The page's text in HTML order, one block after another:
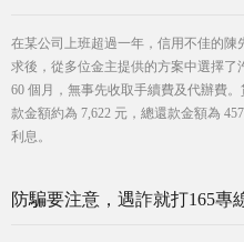
在某公司上班超過一年，信用不佳的陳
求後，從多位金主提供的方案中選擇了
60 個月，無事先收取手續費及代辦費
款金額約為 7,622 元，總還款金額為
利息。
防騙要注意，遇詐就打165專